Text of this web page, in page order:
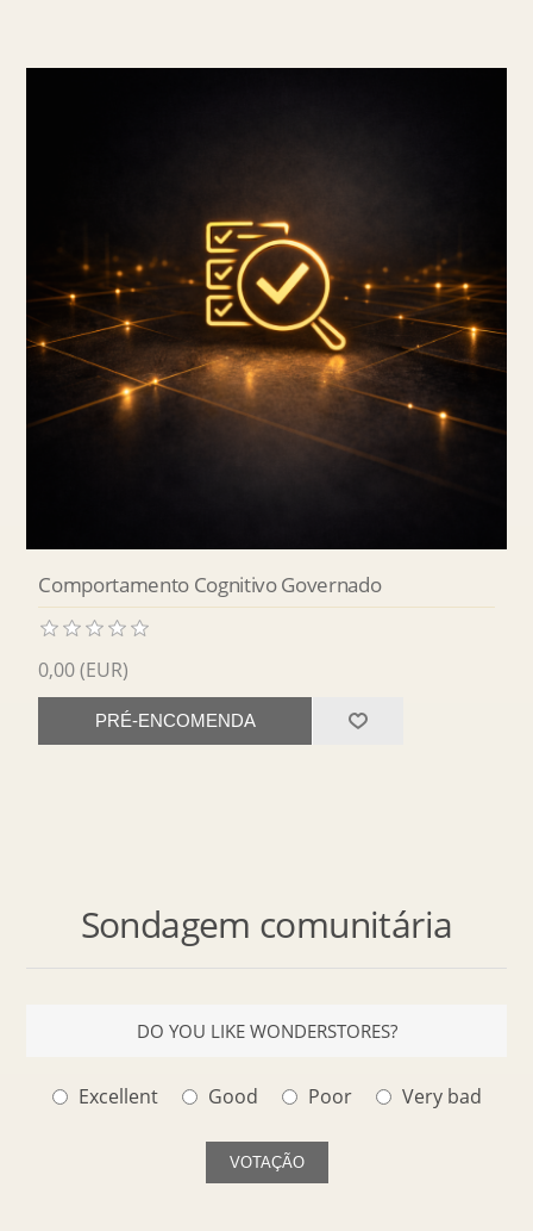
Comportamento Cognitivo Governado
0,00 (EUR)
PRÉ-ENCOMENDA
Sondagem comunitária
DO YOU LIKE WONDERSTORES?
Excellent Good Poor Very bad
VOTAÇÃO